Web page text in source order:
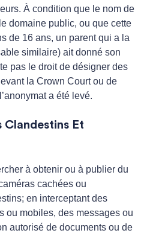
À condition que le nom de
domaine public, ou que cette
de 16 ans, un parent qui a la
similaire) ait donné son
pas le droit de désigner des
la Crown Court ou de
a été levé.
Et
à obtenir ou à publier du
cachées ou
en interceptant des
ou mobiles, des messages ou
autorisé de documents ou de